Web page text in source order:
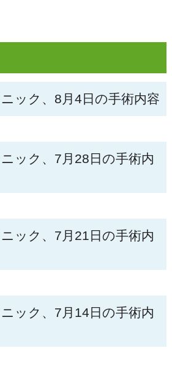
ック、8月4日の手術内容
ック、7月28日の手術内
ック、7月21日の手術内
ック、7月14日の手術内